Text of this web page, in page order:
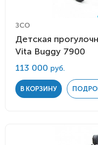
ЗСО
Детская
Vita Buggy 7900
113 000 руб.
В КОРЗИНУ